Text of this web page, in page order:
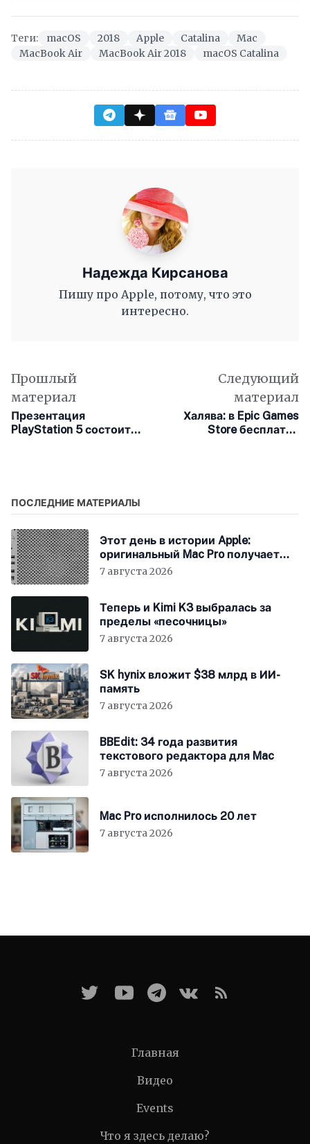
Теги: macOS 2018 Apple Catalina
Mac
MacBook Air
MacBook Air 2018 macOS Catalina
Надежда Кирсанова
Пишу про Apple, потому, что это
интересно.
Прошлый
материал
Презентация
PlayStation 5 состоится
Следующий
материал
Халява: в Epic Games
Store бесплатно
ПОСЛЕДНИЕ МАТЕРИАЛЫ
Этот день в истории Apple:
оригинальный Mac Pro получает
мощный процессор Intel
7 августа 2026
Теперь и Kimi K3 выбралась за
пределы «песочницы»
7 августа 2026
SK hynix вложит $38 млрд в ИИ-
память
7 августа 2026
BBEdit: 34 года развития
текстового редактора для Mac
7 августа 2026
Mac Pro исполнилось 20 лет
7 августа 2026
Главная
Видео
Events
Что я здесь делаю?